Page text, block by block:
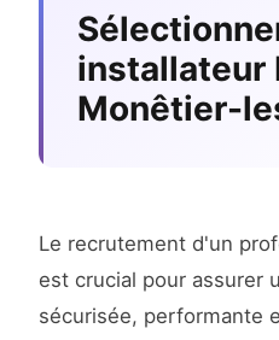
installateur
Monêtier-
Le recrutement d'un
est crucial pour assurer
sécurisée, performante